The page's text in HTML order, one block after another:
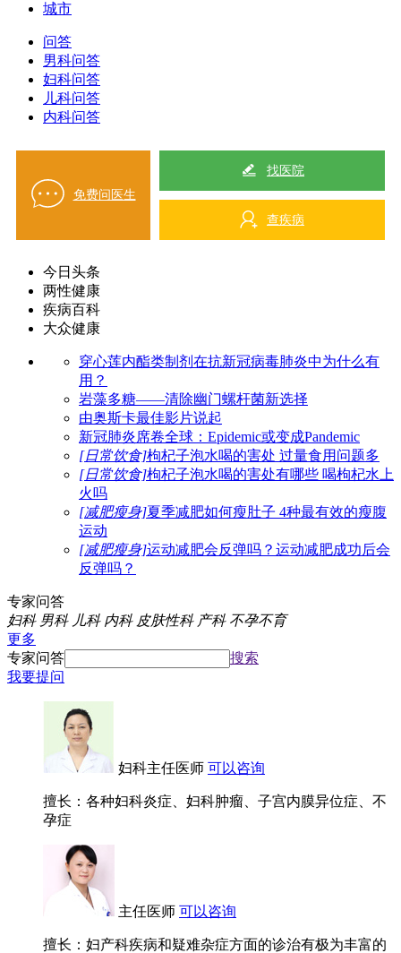
城市
问答
男科问答
妇科问答
儿科问答
内科问答
免费问医生
找医院
查疾病
今日头条
两性健康
疾病百科
大众健康
穿心莲内酯类制剂在抗新冠病毒肺炎中为什么有
用？
岩藻多糖——清除幽门螺杆菌新选择
由奥斯卡最佳影片说起
新冠肺炎席卷全球：Epidemic或变成Pandemic
[日常饮食]枸杞子泡水喝的害处 过量食用问题多
[日常饮食]枸杞子泡水喝的害处有哪些 喝枸杞水上
火吗
[减肥瘦身]夏季减肥如何瘦肚子 4种最有效的瘦腹
运动
[减肥瘦身]运动减肥会反弹吗？运动减肥成功后会
反弹吗？
专家问答
妇科 男科 儿科 内科 皮肤性科 产科 不孕不育
更多
专家问答
搜索
我要提问
妇科主任医师 可以咨询
擅长：各种妇科炎症、妇科肿瘤、子宫内膜异位症、不
孕症
主任医师 可以咨询
擅长：妇产科疾病和疑难杂症方面的诊治有极为丰富的